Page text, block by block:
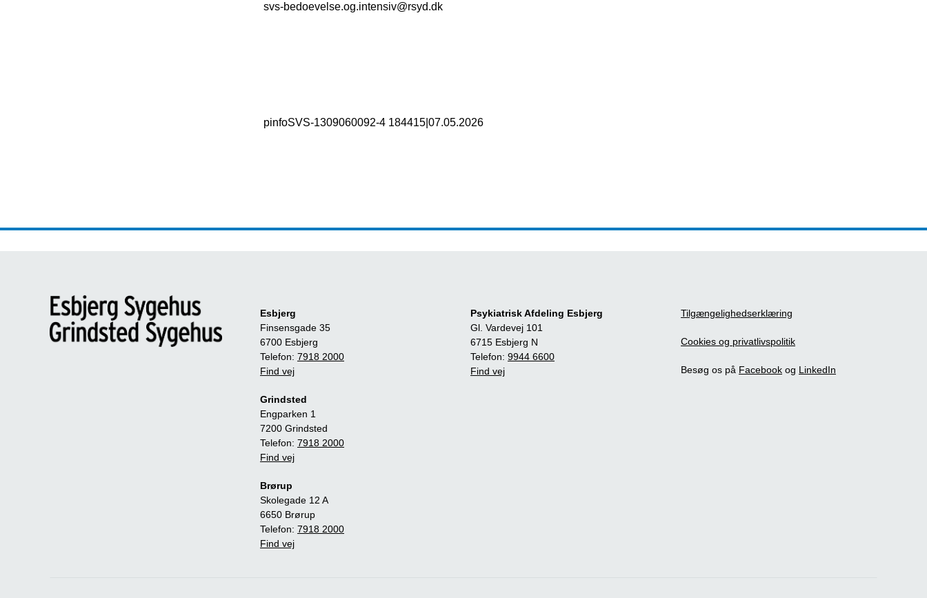
svs-bedoevelse.og.intensiv@rsyd.dk
pinfoSVS-1309060092-4 184415 07.05.2026
Esbjerg
Finsensgade 35
6700 Esbjerg
Telefon: 7918 2000
Find vej
Grindsted
Engparken 1
7200 Grindsted
Telefon: 7918 2000
Find vej
Brørup
Skolegade 12 A
6650 Brørup
Telefon: 7918 2000
Find vej
Psykiatrisk Afdeling Esbjerg
Gl. Vardevej 101
6715 Esbjerg N
Telefon: 9944 6600
Find vej
Tilgængelighedserklæring
Cookies og privatlivspolitik
Besøg os på Facebook og LinkedIn